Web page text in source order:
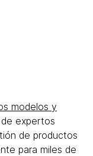
modelos y
expertos
de productos
para miles de